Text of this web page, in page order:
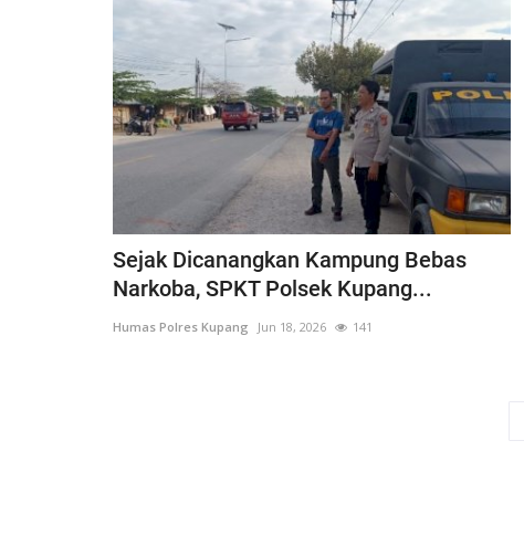
Sejak Dicanangkan Kampung Bebas
Narkoba, SPKT Polsek Kupang...
Humas Polres Kupang Jun 18, 2026 141